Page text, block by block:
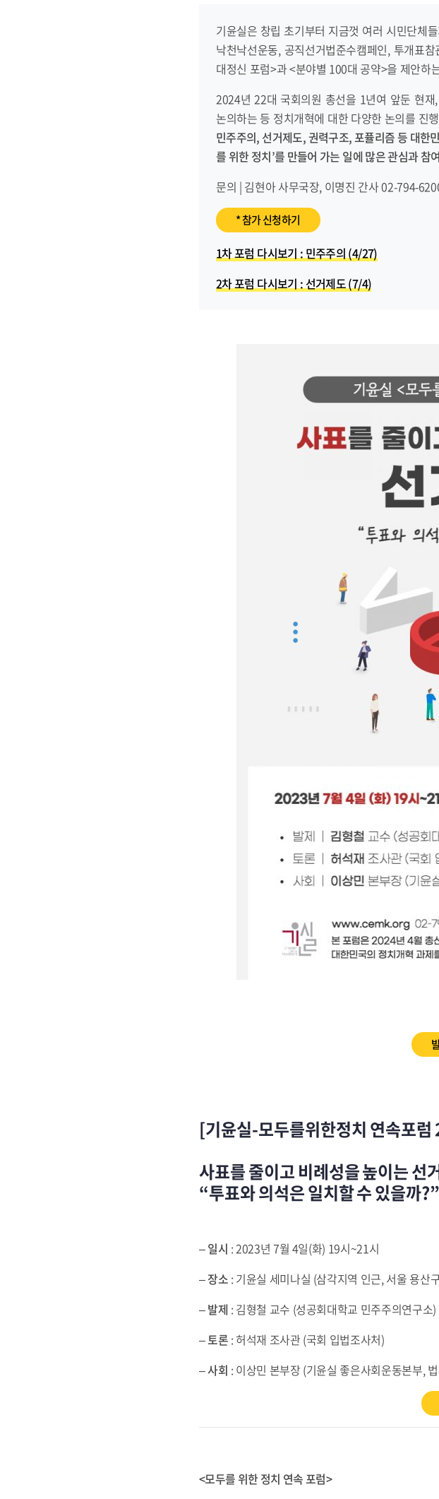
기윤실은 창립 초기부터 지금껏 여러 시민단체
낙천낙선운동, 공직선거법준수캠페인, 투개표
대정신 포럼>과 <분야별 100대 공약>을 제안하
2024년 22대 국회의원 총선을 1년여 앞둔 현재
논의하는 등 정치개혁에 대한 다양한 논의를 진
민주주의, 선거제도, 권력구조, 포퓰리즘 등 대한
를 위한 정치’를 만들어 가는 일에 많은 관심과 참
문의 | 김현아 사무국장, 이명진 간사 02-794-
* 참가 신청하기
1차 포럼 다시보기 : 민주주의 (4/27)
2차 포럼 다시보기 : 선거제도 (7/4)
[기윤실-모두를위한정치 연속포럼
사표를 줄이고 비례성을 높이는 선
“투표와 의석은 일치할 수 있을까?”
–일시 : 2023년 7월 4일(화) 19시~21시
–장소 : 기윤실 세미나실 (삼각지역 인근, 서울 용산
–발제 : 김형철 교수 (성공회대학교 민주주의연구소)
–토론 : 허석재 조사관 (국회 입법조사처)
–사회 : 이상민 본부장 (기윤실 좋은사회운동본부,
<모두를 위한 정치 연속 포럼>